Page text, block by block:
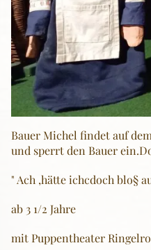
Bauer Michel findet auf
und sperrt den Bauer
" Ach ,hätte ichcdoch blo§
ab 3 1/2 Jahre
mit Puppentheater